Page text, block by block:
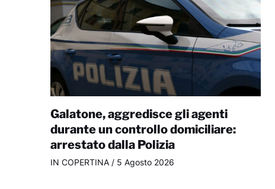
Galatone, aggredisce gli agenti
durante un controllo domiciliare:
arrestato dalla Polizia
IN COPERTINA/ 5 Agosto 2026